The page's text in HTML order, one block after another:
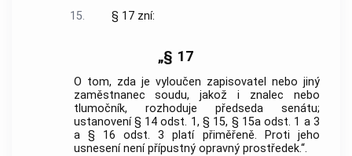
15.
§ 17 zní:
„§ 17
O tom, zda je vyloučen zapisovatel nebo jiný
zaměstnanec soudu, jakož i znalec nebo
tlumočník, rozhoduje předseda senátu;
ustanovení § 14 odst. 1, § 15, § 15a odst. 1 a 3
a § 16 odst. 3 platí přiměřeně. Proti jeho
usnesení není přípustný opravný prostředek.“.